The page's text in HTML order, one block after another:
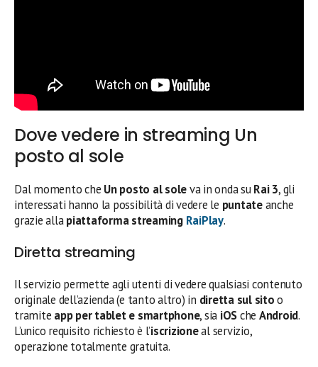
Dove vedere in streaming Un
posto al sole
Dal momento che Un posto al soleva in onda suRai 3, gli
interessati hanno la possibilità di vedere le puntateanche
grazie allapiattaforma streaming RaiPlay.
Diretta streaming
Il servizio permette agli utenti di vedere qualsiasi contenuto
originale dell’azienda (e tanto altro) in diretta sul sitoo
tramite app per tablet e smartphone, sia iOSche Android.
L’unico requisito richiesto è l’iscrizioneal servizio,
operazione totalmente gratuita.